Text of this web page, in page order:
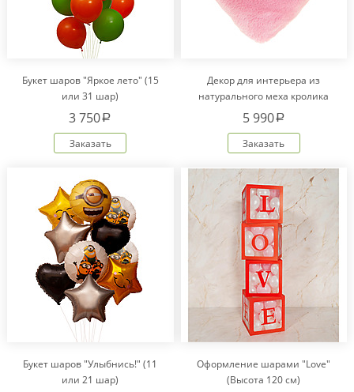
Букет шаров "Яркое лето" (15
или 31 шар)
3 750a
Заказать
Декор для интерьера из
натурального меха кролика
Рекс "Сердце" IM20601
5 990a
Заказать
Букет шаров "Улыбнись!" (11
или 21 шар)
Оформление шарами "Love"
(Высота 120 см)